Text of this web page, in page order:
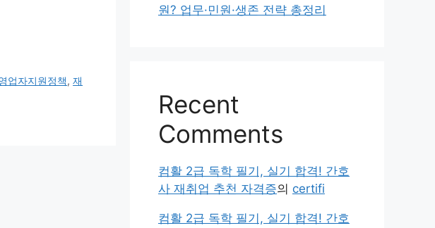
업자지원정책,재
원? 업무·민원·생존 전략 총정리
Recent
Comments
컴활 2급 독학 필기, 실기 합격! 간호
사 재취업 추천 자격증의 certifi
컴활 2급 독학 필기, 실기 합격! 간호